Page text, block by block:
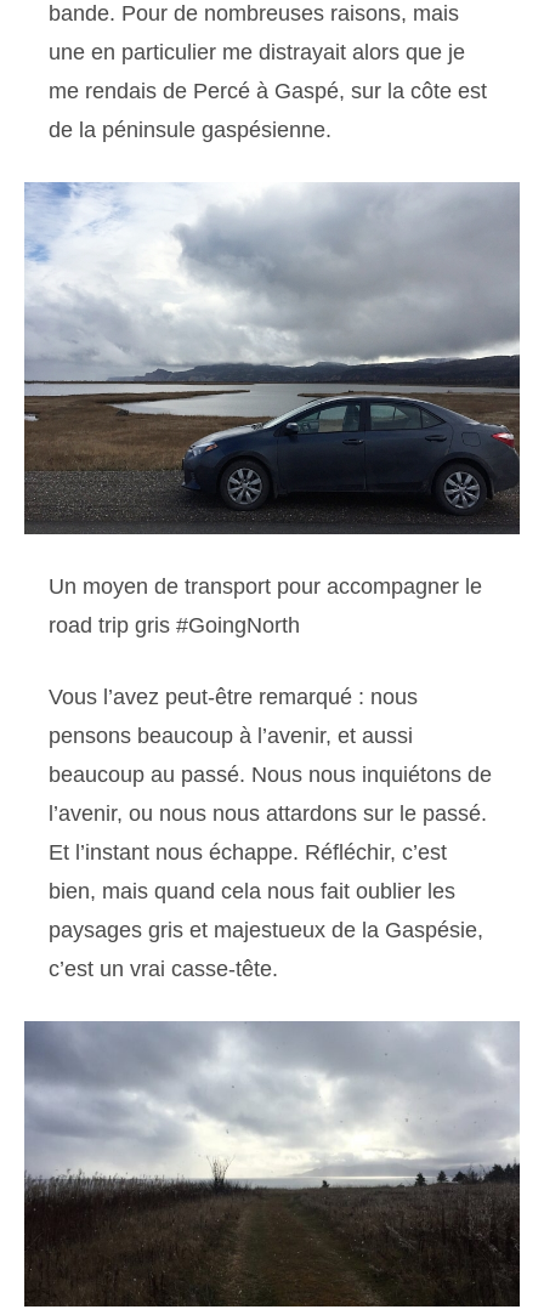
bande. Pour de nombreuses raisons, mais
une en particulier me distrayait alors que je
me rendais de Percé à Gaspé, sur la côte est
de la péninsule gaspésienne.
Un moyen de transport pour accompagner le
road trip gris #GoingNorth
Vous l’avez peut-être remarqué : nous
pensons beaucoup à l’avenir, et aussi
beaucoup au passé. Nous nous inquiétons de
l’avenir, ou nous nous attardons sur le passé.
Et l’instant nous échappe. Réfléchir, c’est
bien, mais quand cela nous fait oublier les
paysages gris et majestueux de la Gaspésie,
c’est un vrai casse-tête.